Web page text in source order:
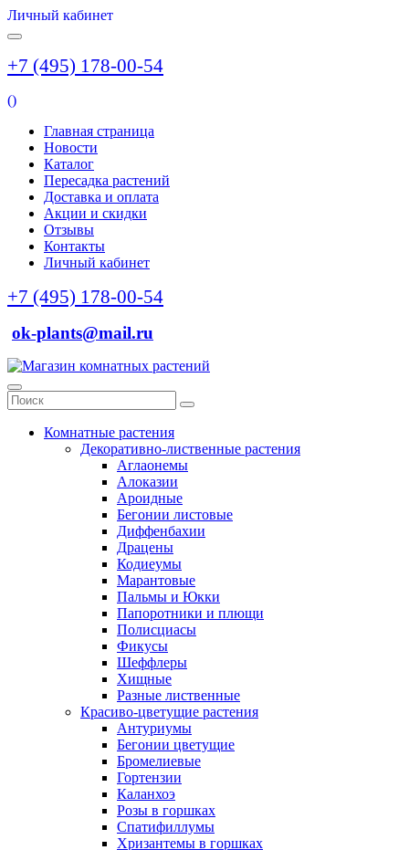
Личный кабинет
+7 (495) 178-00-54
()
Главная страница
Новости
Каталог
Пересадка растений
Доставка и оплата
Акции и скидки
Отзывы
Контакты
Личный кабинет
+7 (495) 178-00-54
ok-plants@mail.ru
Комнатные растения
Декоративно-лиственные растения
Аглаонемы
Алоказии
Ароидные
Бегонии листовые
Диффенбахии
Драцены
Кодиеумы
Марантовые
Пальмы и Юкки
Папоротники и плющи
Полисциасы
Фикусы
Шеффлеры
Хищные
Разные лиственные
Красиво-цветущие растения
Антуриумы
Бегонии цветущие
Бромелиевые
Гортензии
Каланхоэ
Розы в горшках
Спатифиллумы
Хризантемы в горшках